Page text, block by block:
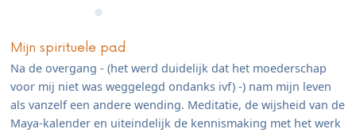
Mijn spirituele pad
Na de overgang - (het werd duidelijk dat het moederschap
voor mij niet was weggelegd ondanks ivf) -) nam mijn leven
als vanzelf een andere wending. Meditatie, de wijsheid van de
Maya-kalender en uiteindelijk de kennismaking met het werk